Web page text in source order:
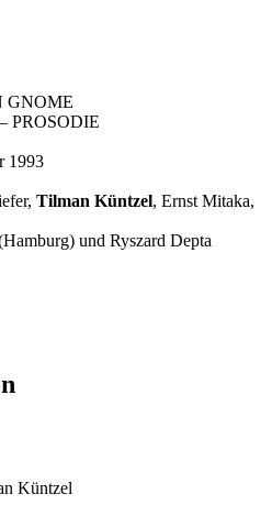
GNOME
PROSODIE
1993
Tilman Küntzel, Ernst Mitaka,
und Ryszard Depta
Küntzel